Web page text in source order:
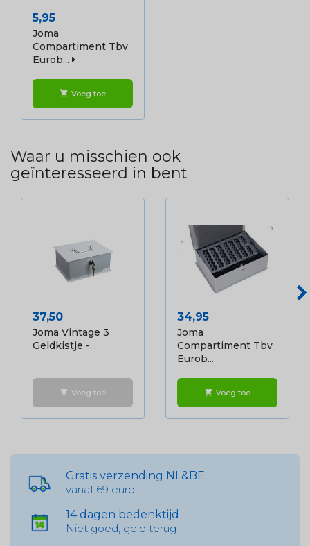
Prijs
5,95
Joma
Compartiment Tbv
Eurob...
shopping_cart Voeg toe
Waar u misschien ook
geïnteresseerd in bent
Prijs
37,50
Joma Vintage 3
Geldkistje -...
shopping_cart Voeg toe
Prijs
34,95
Joma
Compartiment Tbv
Eurob...
shopping_cart Voeg toe
Gratis verzending NL&BE
vanaf 69 euro
14 dagen bedenktijd
Niet goed, geld terug